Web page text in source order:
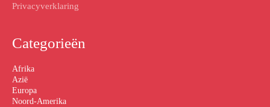
Privacyverklaring
Categorieën
Afrika
Azië
Europa
Noord-Amerika